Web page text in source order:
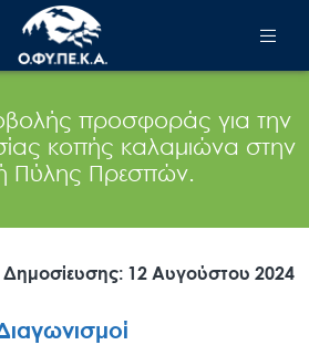
προσφοράς για την
κοπής καλαμιώνα στην
Πύλης Πρεσπών.
Δημοσίευσης: 12 Αυγούστου 2024